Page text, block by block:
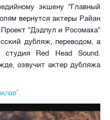
экшену "Главный
вернутся актеры Райан
"Дэдпул и Росомаха"
дубляж, переводом, а
студия Red Head Sound.
озвучит актер дубляжа